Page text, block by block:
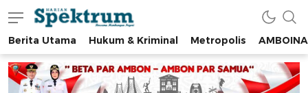
spektrumonline.com
Berita Utama Hukum & Kriminal Metropolis AMBOINA